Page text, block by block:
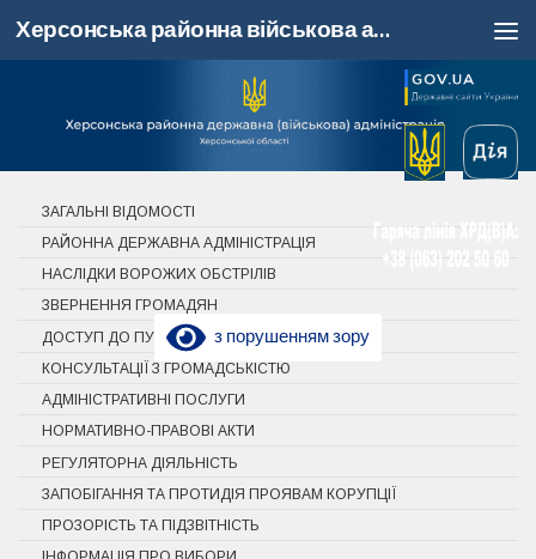
Skip to content Херсонська районна військова адміністрація, Херсонська область
з порушенням зору
ЗАГАЛЬНІ ВІДОМОСТІ
РАЙОННА ДЕРЖАВНА АДМІНІСТРАЦІЯ
НАСЛІДКИ ВОРОЖИХ ОБСТРІЛІВ
ЗВЕРНЕННЯ ГРОМАДЯН
ДОСТУП ДО ПУБЛІЧНОЇ ІНФОРМАЦІЇ
КОНСУЛЬТАЦІЇ З ГРОМАДСЬКІСТЮ
АДМІНІСТРАТИВНІ ПОСЛУГИ
НОРМАТИВНО-ПРАВОВІ АКТИ
РЕГУЛЯТОРНА ДІЯЛЬНІСТЬ
ЗАПОБІГАННЯ ТА ПРОТИДІЯ ПРОЯВАМ КОРУПЦІЇ
ПРОЗОРІСТЬ ТА ПІДЗВІТНІСТЬ